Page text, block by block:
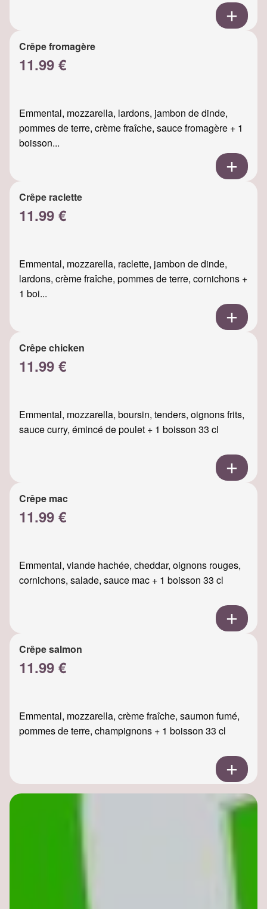
Crêpe fromagère
11.99 €
Emmental, mozzarella, lardons, jambon de dinde,
pommes de terre, crème fraîche, sauce fromagère + 1
boisson...
Crêpe raclette
11.99 €
Emmental, mozzarella, raclette, jambon de dinde,
lardons, crème fraîche, pommes de terre, cornichons +
1 boi...
Crêpe chicken
11.99 €
Emmental, mozzarella, boursin, tenders, oignons frits,
sauce curry, émincé de poulet + 1 boisson 33 cl
Crêpe mac
11.99 €
Emmental, viande hachée, cheddar, oignons rouges,
cornichons, salade, sauce mac + 1 boisson 33 cl
Crêpe salmon
11.99 €
Emmental, mozzarella, crème fraîche, saumon fumé,
pommes de terre, champignons + 1 boisson 33 cl